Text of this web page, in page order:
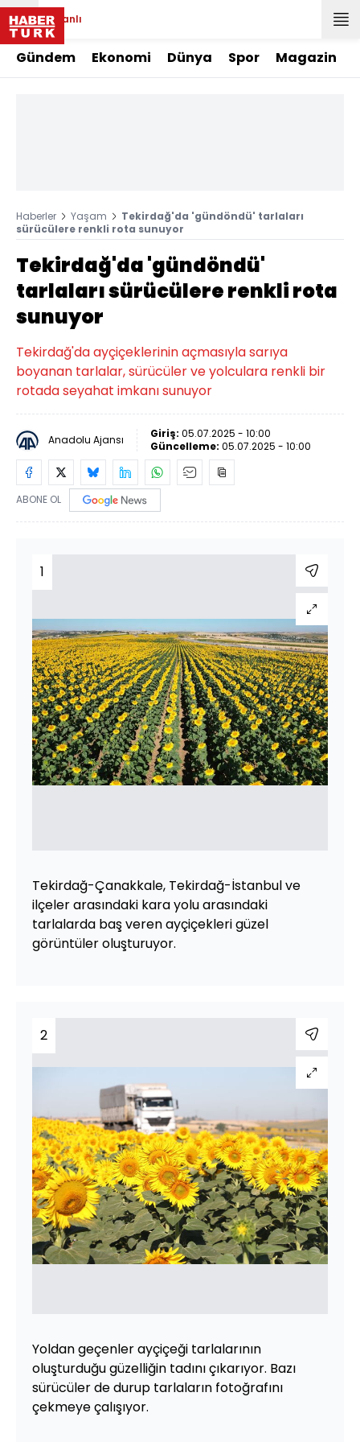
Canlı
Gündem Ekonomi Dünya Spor Magazin
Haberler Yaşam
Tekirdağ'da 'gündöndü' tarlaları
sürücülere renkli rota sunuyor
Tekirdağ'da 'gündöndü'
tarlaları sürücülere renkli rota
sunuyor
Tekirdağ'da ayçiçeklerinin açmasıyla sarıya
boyanan tarlalar, sürücüler ve yolculara renkli bir
rotada seyahat imkanı sunuyor
Anadolu Ajansı Giriş: 05.07.2025 - 10:00
Güncelleme: 05.07.2025 - 10:00
ABONE OL
1
Tekirdağ-Çanakkale, Tekirdağ-İstanbul ve
ilçeler arasındaki kara yolu arasındaki
tarlalarda baş veren ayçiçekleri güzel
görüntüler oluşturuyor.
2
Yoldan geçenler ayçiçeği tarlalarının
oluşturduğu güzelliğin tadını çıkarıyor. Bazı
sürücüler de durup tarlaların fotoğrafını
çekmeye çalışıyor.